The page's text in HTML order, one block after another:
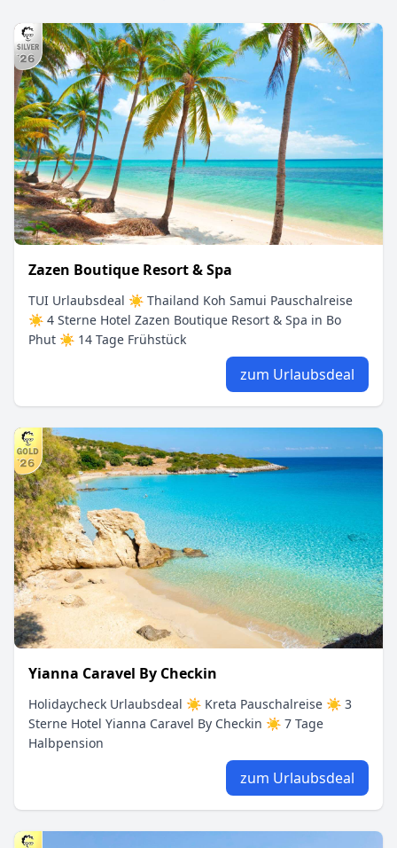
Zazen Boutique Resort & Spa
TUI Urlaubsdeal ☀ Thailand Koh Samui Pauschalreise
☀ 4 Sterne Hotel Zazen Boutique Resort & Spa in Bo
Phut ☀ 14 Tage Frühstück
zum Urlaubsdeal
Yianna Caravel By Checkin
Holidaycheck Urlaubsdeal ☀ Kreta Pauschalreise ☀ 3
Sterne Hotel Yianna Caravel By Checkin ☀ 7 Tage
Halbpension
zum Urlaubsdeal